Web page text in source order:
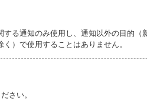
る通知のみ使用し、通知以外の目的（
）で使用することはありません。
さい。